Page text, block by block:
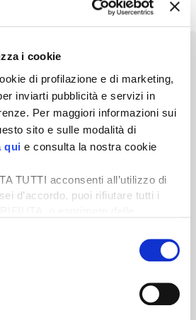
i cookie
di profilazione e di marketing,
inviarti pubblicità e servizi in
Per maggiori informazioni sui
sito e sulle modalità di
qui e consulta la nostra cookie
TUTTI acconsenti all’utilizzo di
d’accordo, puoi rifiutare tutti i
ACCETTA SELEZIONATI.
di alta qualità. Tagliato sulle tue
esigenze.
ISCRIVITI